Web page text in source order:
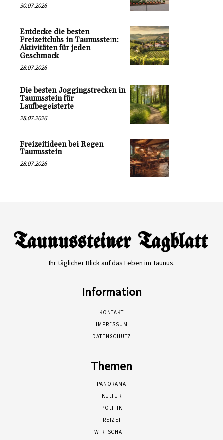
30.07.2026
Entdecke die besten
Freizeitclubs in Taunusstein:
Aktivitäten für jeden
Geschmack
28.07.2026
Die besten Joggingstrecken in
Taunusstein für
Laufbegeisterte
28.07.2026
Freizeitideen bei Regen
Taunusstein
28.07.2026
Ihr täglicher Blick auf das Leben im Taunus.
Information
KONTAKT
IMPRESSUM
DATENSCHUTZ
Themen
PANORAMA
KULTUR
POLITIK
FREIZEIT
WIRTSCHAFT